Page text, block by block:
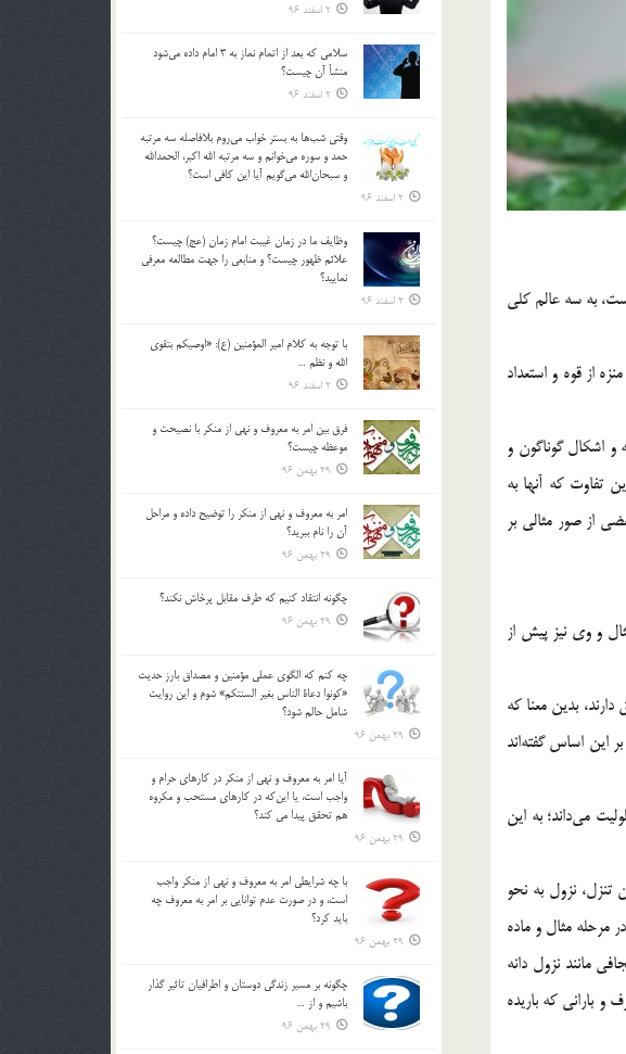
به سه عالم كلي
از قوه و استعداد
و اشكال گوناگون و
تفاوت كه آنها به
از صور مثالي بر
و وي نيز پيش از
بدين معنا كه
اين اساس گفته‌اند
مي‌داند؛ به اين
نزول به نحو
مرحله مثال و ماده
مانند نزول دانه
باراني که باريده
2 اسفند 96
سلامي كه بعد از اتمام نماز به 3 امام داده مي‌شود
منشأ آن چيست؟
2 اسفند 96
وقتي شب‌ها به بستر خواب مي‌روم بلافاصله سه مرتبه
حمد و سوره مي‌خوانم و سه مرتبه الله اكبر، الحمدالله
و سبحان‌الله مي‌گويم آيا اين كافي است؟
2 اسفند 96
وظايف ما در زمان غيبت امام زمان (عج) چيست؟
علائم ظهور چيست؟ و منابعي را جهت مطالعه معرفي
نماييد؟
2 اسفند 96
با توجه به كلام امير المؤمنين (ع): «اوصيكم بتقوي
الله و نظم …
2 اسفند 96
فرق بين امر به معروف و نهي از منكر با نصيحت و
موعظه چيست؟
29 بهمن 96
امر به معروف و نهي از منكر را توضيح داده و مراحل
آن را نام ببريد؟
29 بهمن 96
چگونه انتقاد كنيم كه طرف مقابل پرخاش نكند؟
29 بهمن 96
چه كنم كه الگوي عملي مؤمنين و مصداق بارز حديث
«كونوا دعاة الناس بغير السنتكم» شوم و اين روايت
شامل حالم شود؟
29 بهمن 96
آيا امر به معروف و نهي از منكر در كارهاي حرام و
واجب است، يا اين‌كه در كارهاي مستحب و مكروه
هم تحقق پيدا مي كند؟
29 بهمن 96
با چه شرايطي امر به معروف و نهي از منکر واجب
است، و در صورت عدم توانايي بر امر به معروف چه
بايد کرد؟
29 بهمن 96
چگونه بر مسير زندگي دوستان و اطرافيان تاثير گذار
باشيم و از …
29 بهمن 96